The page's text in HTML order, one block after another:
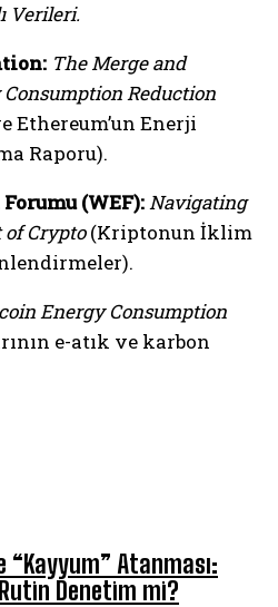
“Kayyum” Atanması:
Denetim mi?
Verileri.
The Merge and
Consumption Reduction
Ethereum’un Enerji
Raporu).
(WEF):Navigating
Crypto(Kriptonun İklim
Energy Consumption
e-atık ve karbon